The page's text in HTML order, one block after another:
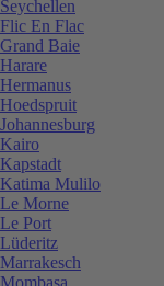
Seychellen
Flic En Flac
Grand Baie
Harare
Hermanus
Hoedspruit
Johannesburg
Kairo
Kapstadt
Katima Mulilo
Le Morne
Le Port
Lüderitz
Marrakesch
Mombasa